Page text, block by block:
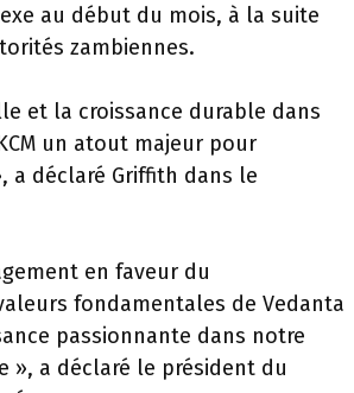
au début du mois, à la suite
zambiennes.
et la croissance durable dans
un atout majeur pour
a déclaré Griffith dans le
en faveur du
fondamentales de Vedanta
passionnante dans notre
», a déclaré le président du